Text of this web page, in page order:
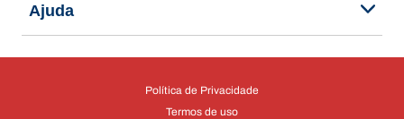
Ajuda
Política de Privacidade
Termos de uso